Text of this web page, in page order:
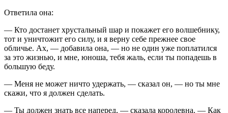
Ответила она:
— Кто достанет хрустальный шар и покажет его волшебнику,
тот и уничтожит его силу, и я верну себе прежнее свое
обличье. Ах, — добавила она, — но не один уже поплатился
за это жизнью, и мне, юноша, тебя жаль, если ты попадешь в
большую беду.
— Меня не может ничто удержать, — сказал он, — но ты мне
скажи, что я должен сделать.
— Ты должен знать все наперед, — сказала королевна. — Как